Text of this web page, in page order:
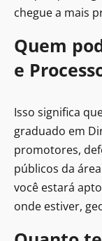
chegue a mais
Quem
e
Isso significa
graduado em
promotores,
públicos da
você estará
onde estiver,